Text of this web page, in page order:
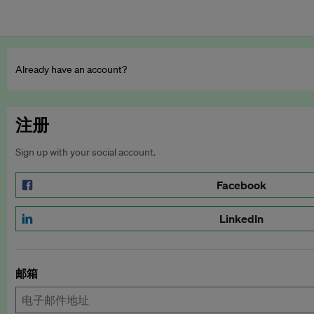
Already have an account?
注册
Sign up with your social account.
Facebook
LinkedIn
邮箱